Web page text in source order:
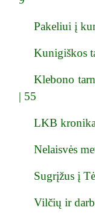
Pakeliui į
Kunigiškos
Klebono
| 55
LKB
Nelaisvės
Sugrįžus į
Vilčių ir